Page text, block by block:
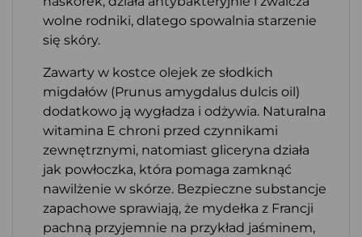
wolne rodniki, dlatego spowalnia starzenie
się skóry.
Zawarty w kostce olejek ze słodkich
migdałów (Prunus amygdalus dulcis oil)
dodatkowo ją wygładza i odżywia. Naturalna
witamina E chroni przed czynnikami
zewnętrznymi, natomiast gliceryna działa
jak powłoczka, która pomaga zamknąć
nawilżenie w skórze. Bezpieczne substancje
zapachowe sprawiają, że mydełka z Francji
pachną przyjemnie na przykład jaśminem,